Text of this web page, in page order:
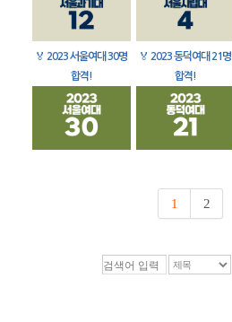
🏅 2023 서울여대 30명
합격!
🏅 2023 동덕여대 21명
합격!
1 2